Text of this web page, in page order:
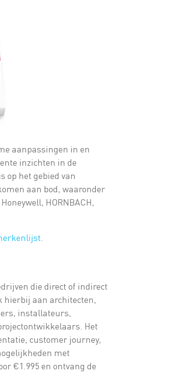
aanpassingen in en
inzichten in de
op het gebied van
aan bod, waaronder
HORNBACH,
die direct of indirect
hierbij aan architecten,
installateurs,
Het
customer journey,
met
€1.995 en ontvang de